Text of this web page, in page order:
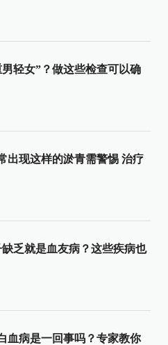
男轻女”？做这些检查可以确
出现这样的淤青需警惕 治疗
缺乏就是血友病？这些疾病也
血病是一回事吗？专家教你